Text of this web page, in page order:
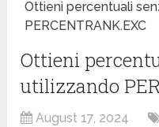
Ottieni percentuali
PERCENTRANK.EXC
Ottieni
utilizzando
August 17, 2024